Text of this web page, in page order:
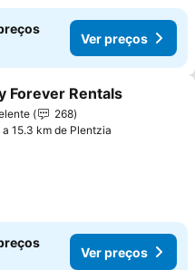
Ver preços
aos favoritos
Forever Rentals
268
a 15.3 km de Plentzia
Ver preços